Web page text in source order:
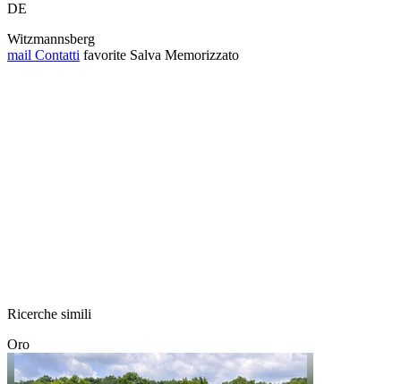
DE
Witzmannsberg
mail Contatti favorite Salva Memorizzato
Ricerche simili
Oro